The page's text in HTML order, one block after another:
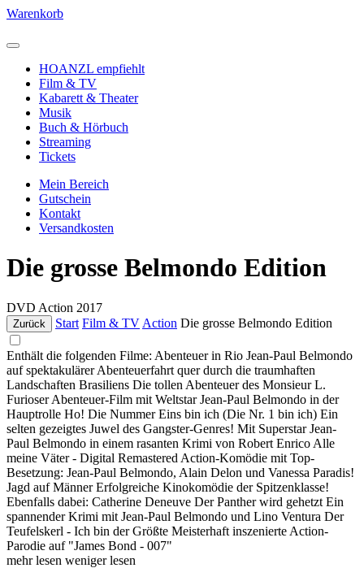
Warenkorb
HOANZL empfiehlt
Film & TV
Kabarett & Theater
Musik
Buch & Hörbuch
Streaming
Tickets
Mein Bereich
Gutschein
Kontakt
Versandkosten
Die grosse Belmondo Edition
DVD Action 2017
Zurück Start Film & TV Action Die grosse Belmondo Edition
Enthält die folgenden Filme: Abenteuer in Rio Jean-Paul Belmondo
auf spektakulärer Abenteuerfahrt quer durch die traumhaften
Landschaften Brasiliens Die tollen Abenteuer des Monsieur L.
Furioser Abenteuer-Film mit Weltstar Jean-Paul Belmondo in der
Hauptrolle Ho! Die Nummer Eins bin ich (Die Nr. 1 bin ich) Ein
selten gezeigtes Juwel des Gangster-Genres! Mit Superstar Jean-
Paul Belmondo in einem rasanten Krimi von Robert Enrico Alle
meine Väter - Digital Remastered Action-Komödie mit Top-
Besetzung: Jean-Paul Belmondo, Alain Delon und Vanessa Paradis!
Jagd auf Männer Erfolgreiche Kinokomödie der Spitzenklasse!
Ebenfalls dabei: Catherine Deneuve Der Panther wird gehetzt Ein
spannender Krimi mit Jean-Paul Belmondo und Lino Ventura Der
Teufelskerl - Ich bin der Größte Meisterhaft inszenierte Action-
Parodie auf "James Bond - 007"
mehr lesen weniger lesen